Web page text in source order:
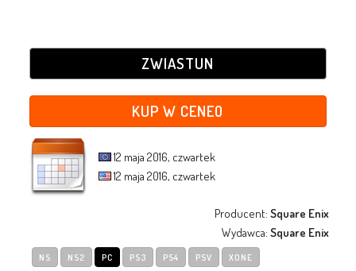
ZWIASTUN
KUP W CENEO
12 maja 2016, czwartek
12 maja 2016, czwartek
Producent:Square Enix
Wydawca:Square Enix
NS NS2 PC PS3 PS4 PSV XONE